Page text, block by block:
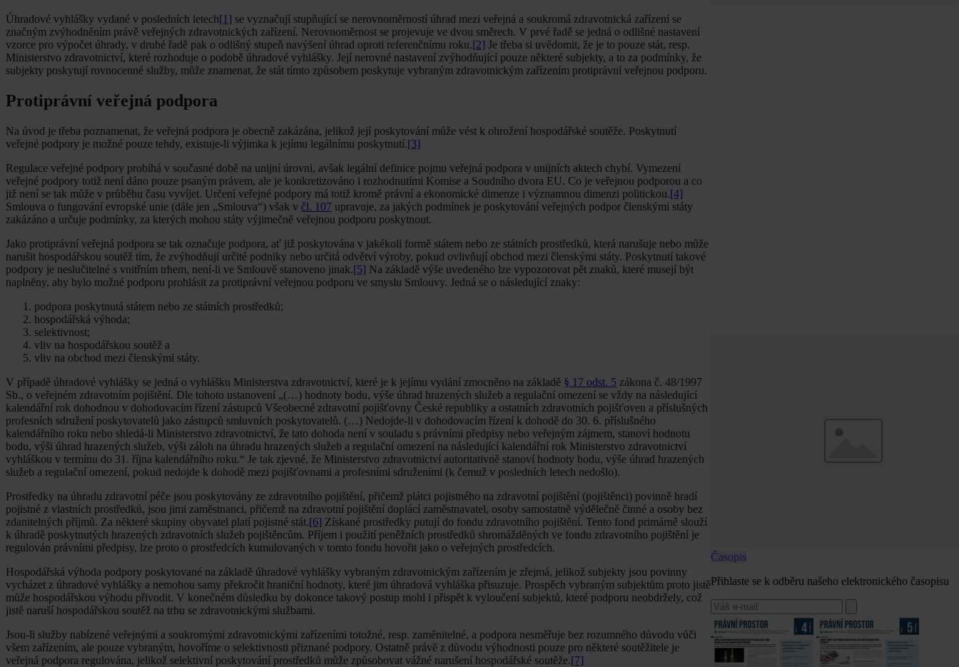
Úhradové vyhlášky vydané v posledních letech[1] se vyznačují stupňující se nerovnoměrností úhrad mezi veřejná a soukromá zdravotnická zařízení se
značným zvýhodněním právě veřejných zdravotnických zařízení. Nerovnoměrnost se projevuje ve dvou směrech. V prvé řadě se jedná o odlišné nastavení
vzorce pro výpočet úhrady, v druhé řadě pak o odlišný stupeň navýšení úhrad oproti referenčnímu roku.[2] Je třeba si uvědomit, že je to pouze stát, resp.
Ministerstvo zdravotnictví, které rozhoduje o podobě úhradové vyhlášky. Její nerovné nastavení zvýhodňující pouze některé subjekty, a to za podmínky, že
subjekty poskytují rovnocenné služby, může znamenat, že stát tímto způsobem poskytuje vybraným zdravotnickým zařízením protiprávní veřejnou podporu.
Protiprávní veřejná podpora
Na úvod je třeba poznamenat, že veřejná podpora je obecně zakázána, jelikož její poskytování může vést k ohrožení hospodářské soutěže. Poskytnutí
veřejné podpory je možné pouze tehdy, existuje-li výjimka k jejímu legálnímu poskytnutí.[3]
Regulace veřejné podpory probíhá v současné době na unijní úrovni, avšak legální definice pojmu veřejná podpora v unijních aktech chybí. Vymezení
veřejné podpory totiž není dáno pouze psaným právem, ale je konkretizováno i rozhodnutími Komise a Soudního dvora EU. Co je veřejnou podporou a co
již není se tak může v průběhu času vyvíjet. Určení veřejné podpory má totiž kromě právní a ekonomické dimenze i významnou dimenzi politickou.[4]
Smlouva o fungování evropské unie (dále jen „Smlouva“) však v čl. 107 upravuje, za jakých podmínek je poskytování veřejných podpor členskými státy
zakázáno a určuje podmínky, za kterých mohou státy výjimečně veřejnou podporu poskytnout.
Jako protiprávní veřejná podpora se tak označuje podpora, ať již poskytována v jakékoli formě státem nebo ze státních prostředků, která narušuje nebo může
narušit hospodářskou soutěž tím, že zvýhodňují určité podniky nebo určitá odvětví výroby, pokud ovlivňují obchod mezi členskými státy. Poskytnutí takové
podpory je neslučitelné s vnitřním trhem, není-li ve Smlouvě stanoveno jinak.[5] Na základě výše uvedeného lze vypozorovat pět znaků, které musejí být
naplněny, aby bylo možné podporu prohlásit za protiprávní veřejnou podporu ve smyslu Smlouvy. Jedná se o následující znaky:
podpora poskytnutá státem nebo ze státních prostředků;
hospodářská výhoda;
selektivnost;
vliv na hospodářskou soutěž a
vliv na obchod mezi členskými státy.
V případě úhradové vyhlášky se jedná o vyhlášku Ministerstva zdravotnictví, které je k jejímu vydání zmocněno na základě § 17 odst. 5 zákona č. 48/1997
Sb., o veřejném zdravotním pojištění. Dle tohoto ustanovení „(…) hodnoty bodu, výše úhrad hrazených služeb a regulační omezení se vždy na následující
kalendářní rok dohodnou v dohodovacím řízení zástupců Všeobecné zdravotní pojišťovny České republiky a ostatních zdravotních pojišťoven a příslušných
profesních sdružení poskytovatelů jako zástupců smluvních poskytovatelů. (…) Nedojde-li v dohodovacím řízení k dohodě do 30. 6. příslušného
kalendářního roku nebo shledá-li Ministerstvo zdravotnictví, že tato dohoda není v souladu s právními předpisy nebo veřejným zájmem, stanoví hodnotu
bodu, výši úhrad hrazených služeb, výši záloh na úhradu hrazených služeb a regulační omezení na následující kalendářní rok Ministerstvo zdravotnictví
vyhláškou v termínu do 31. října kalendářního roku.“ Je tak zjevné, že Ministerstvo zdravotnictví autoritativně stanoví hodnoty bodu, výše úhrad hrazených
služeb a regulační omezení, pokud nedojde k dohodě mezi pojišťovnami a profesními sdruženími (k čemuž v posledních letech nedošlo).
Prostředky na úhradu zdravotní péče jsou poskytovány ze zdravotního pojištění, přičemž plátci pojistného na zdravotní pojištění (pojištěnci) povinně hradí
pojistné z vlastních prostředků, jsou jimi zaměstnanci, přičemž na zdravotní pojištění doplácí zaměstnavatel, osoby samostatně výdělečně činné a osoby bez
zdanitelných příjmů. Za některé skupiny obyvatel platí pojistné stát.[6] Získané prostředky putují do fondu zdravotního pojištění. Tento fond primárně slouží
k úhradě poskytnutých hrazených zdravotních služeb pojištěncům. Příjem i použití peněžních prostředků shromážděných ve fondu zdravotního pojištění je
regulován právními předpisy, lze proto o prostředcích kumulovaných v tomto fondu hovořit jako o veřejných prostředcích.
Hospodářská výhoda podpory poskytované na základě úhradové vyhlášky vybraným zdravotnickým zařízením je zřejmá, jelikož subjekty jsou povinny
vycházet z úhradové vyhlášky a nemohou samy překročit hraniční hodnoty, které jim úhradová vyhláška přisuzuje. Prospěch vybraným subjektům proto jistě
může hospodářskou výhodu přivodit. V konečném důsledku by dokonce takový postup mohl i přispět k vyloučení subjektů, které podporu neobdržely, což
jistě naruší hospodářskou soutěž na trhu se zdravotnickými službami.
Jsou-li služby nabízené veřejnými a soukromými zdravotnickými zařízeními totožné, resp. zaměnitelné, a podpora nesměřuje bez rozumného důvodu vůči
všem zařízením, ale pouze vybraným, hovoříme o selektivnosti přiznané podpory. Ostatně právě z důvodu výhodnosti pouze pro některé soutěžitele je
veřejná podpora regulována, jelikož selektivní poskytování prostředků může způsobovat vážné narušení hospodářské soutěže.[7]
Časopis
Přihlaste se k odběru našeho elektronického časopisu